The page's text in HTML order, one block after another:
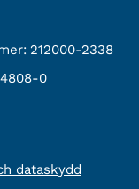
212000-2338
0
dataskydd